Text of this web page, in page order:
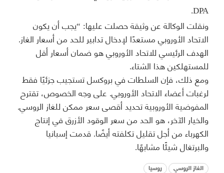
DPA.
ونقلت الوكالة عن وثيقة حصلت عليها: “يجب أن يكون
الاتحاد الأوروبي مستعدًا لإدخال تدابير للحد من أسعار الغاز.
الهدف الرئيسي للاتحاد الأوروبي هو ضمان أسعار أقل
للمستهلكين هذا الشتاء.
ومع ذلك، فإن السلطات في بروكسل تستجيب جزئيًا فقط
لرغبات أعضاء الاتحاد الأوروبي. على وجه الخصوص، تقترح
المفوضية الأوروبية تحديد أقصى سعر ممكن للغاز الروسي.
والخيار الآخر، هو الحد من سعر الوقود الأزرق في إنتاج
الكهرباء من أجل تقليل تكلفته أيضًا. قدمت إسبانيا
والبرتغال شيئًا مشابهًا.
الغاز الروسي روسيا